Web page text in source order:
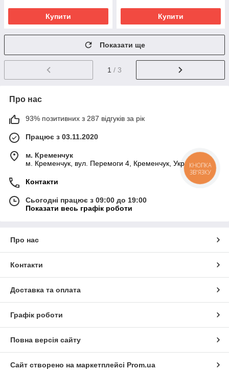
Купити Купити
Показати ще
1 / 3
Про нас
93% позитивних з 287 відгуків за рік
Працює з 03.11.2020
м. Кременчук
м. Кременчук, вул. Перемоги 4, Кременчук, Україна
Контакти
Сьогодні працює з 09:00 до 19:00
Показати весь графік роботи
Про нас
Контакти
Доставка та оплата
Графік роботи
Повна версія сайту
Сайт створено на маркетплейсі Prom.ua
КНОПКА
ЗВ'ЯЗКУ